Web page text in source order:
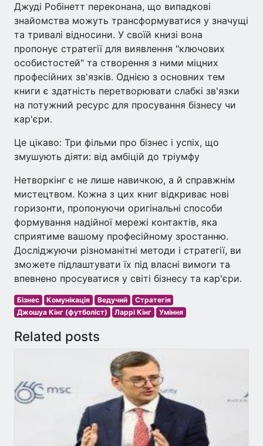
Джуді Робінетт переконана, що випадкові
знайомства можуть трансформуватися у значущі
та тривалі відносини. У своїй книзі вона
пропонує стратегії для виявлення "ключових
особистостей" та створення з ними міцних
професійних зв'язків. Однією з основних тем
книги є здатність перетворювати слабкі зв'язки
на потужний ресурс для просування бізнесу чи
кар'єри.
Це цікаво: Три фільми про бізнес і успіх, що
змушують діяти: від амбіцій до тріумфу
Нетворкінг є не лише навичкою, а й справжнім
мистецтвом. Кожна з цих книг відкриває нові
горизонти, пропонуючи оригінальні способи
формування надійної мережі контактів, яка
сприятиме вашому професійному зростанню.
Досліджуючи різноманітні методи і стратегії, ви
зможете підлаштувати їх під власні вимоги та
впевнено просуватися у світі бізнесу та кар'єри.
Бізнес Комунікація Ведучий
Стратегія
Джошуа Кінг (футболіст)
Ларрі Кінг Уміння
Related posts